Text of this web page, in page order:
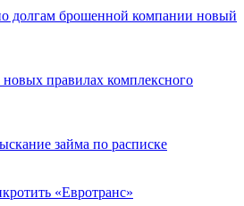
долгам брошенной компании новый
правилах комплексного
займа по расписке
«Евротранс»